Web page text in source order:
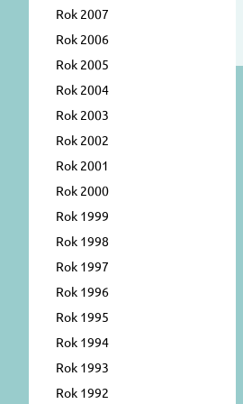
Rok 2007
Rok 2006
Rok 2005
Rok 2004
Rok 2003
Rok 2002
Rok 2001
Rok 2000
Rok 1999
Rok 1998
Rok 1997
Rok 1996
Rok 1995
Rok 1994
Rok 1993
Rok 1992